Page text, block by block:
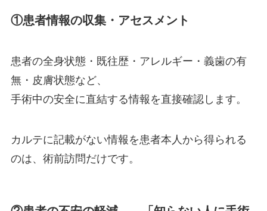
①患者情報の収集・アセスメント
患者の全身状態・既往歴・アレルギー・義歯の有
無・皮膚状態など、
手術中の安全に直結する情報を直接確認します。
カルテに記載がない情報を患者本人から得られる
のは、術前訪問だけです。